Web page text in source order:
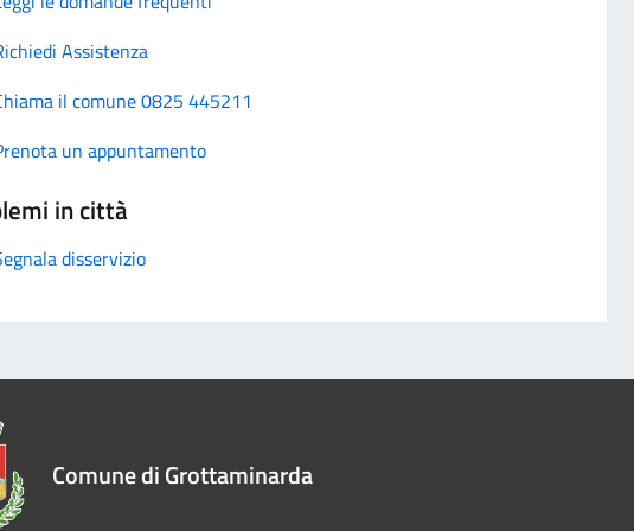
Assistenza
il comune 0825 445211
un appuntamento
in città
disservizio
Comune di Grottaminarda